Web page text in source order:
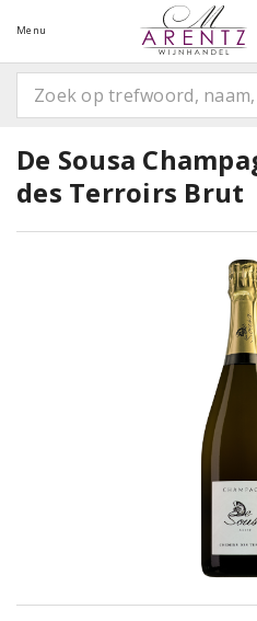
Menu
De Sousa
des Terroirs Brut